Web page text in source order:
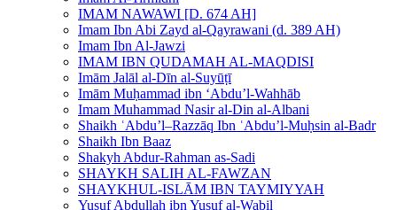
IMAM NAWAWI [D. 674 AH]
Imam Ibn Abi Zayd al-Qayrawani (d. 389 AH)
Imam Ibn Al-Jawzi
IMAM IBN QUDAMAH AL-MAQDISI
Imām Jalāl al-Dīn al-Suyūṭī
Imām Muḥammad ibn ‘Abdu’l-Wahhāb
Imam Muhammad Nasir al-Din al-Albani
Shaikh ʿAbdu’l–Razzāq Ibn ʿAbdu’l-Muḥsin al-Badr
Shaikh Ibn Baaz
Shakyh Abdur-Rahman as-Sadi
SHAYKH SALIH AL-FAWZAN
SHAYKHUL-ISLĀM IBN TAYMIYYAH
Yusuf Abdullah ibn Yusuf al-Wabil